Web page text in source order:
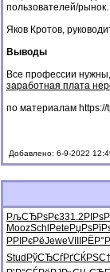
пользователей/рынок.
Яков Кротов,
Выводы
Все профессии
заработная плата
по материалам https://
Добавлено: 6-9-2022
РљСЂРѕРє331.2
MoozSchl Pete
РРІРєРёJeweVIII
Stud РўСЂСѓРґ